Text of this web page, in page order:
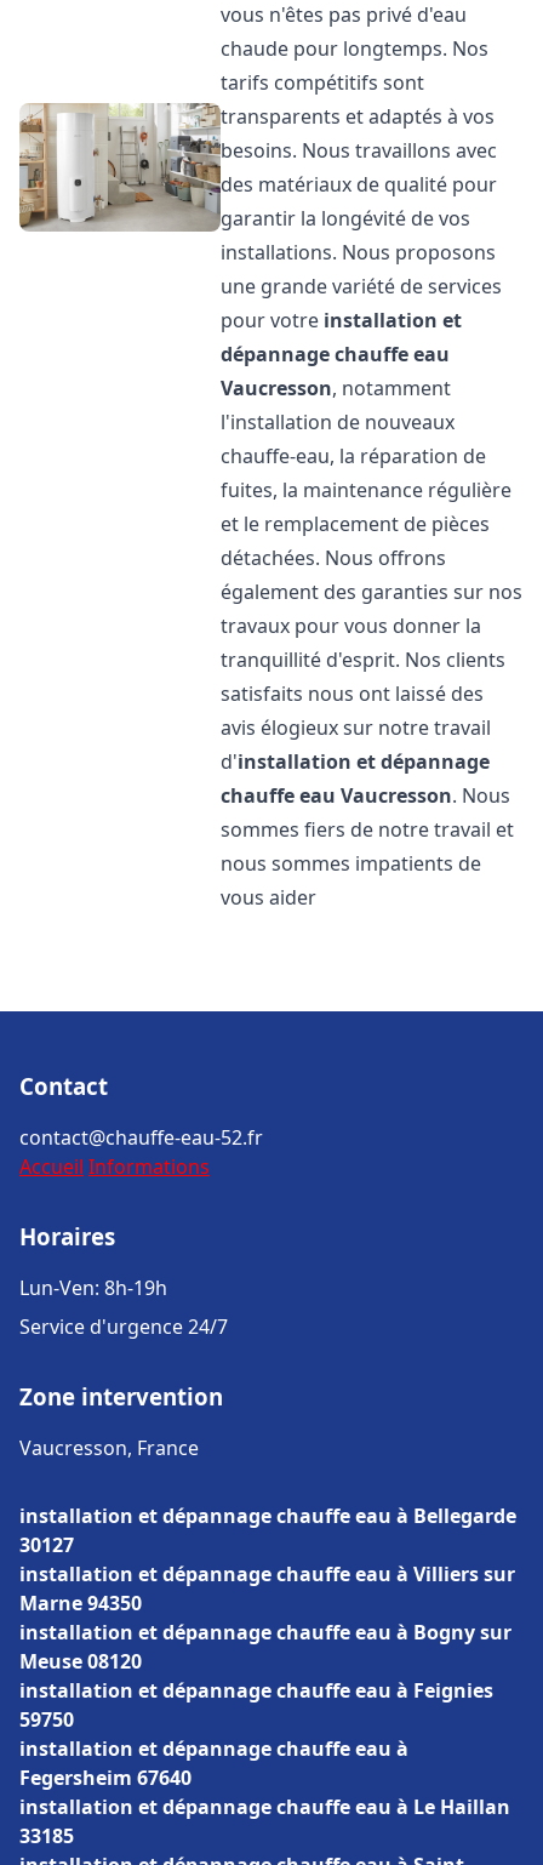
vous n'êtes pas privé d'eau
chaude pour longtemps. Nos
tarifs compétitifs sont
transparents et adaptés à vos
besoins. Nous travaillons avec
des matériaux de qualité pour
garantir la longévité de vos
installations. Nous proposons
une grande variété de services
pour votre installation et
dépannage chauffe eau
Vaucresson, notamment
l'installation de nouveaux
chauffe-eau, la réparation de
fuites, la maintenance régulière
et le remplacement de pièces
détachées. Nous offrons
également des garanties sur nos
travaux pour vous donner la
tranquillité d'esprit. Nos clients
satisfaits nous ont laissé des
avis élogieux sur notre travail
d'installation et dépannage
chauffe eau Vaucresson. Nous
sommes fiers de notre travail et
nous sommes impatients de
vous aider
Contact
contact@chauffe-eau-52.fr
Accueil Informations
Horaires
Lun-Ven: 8h-19h
Service d'urgence 24/7
Zone intervention
Vaucresson, France
installation et dépannage chauffe eau à Bellegarde
30127
installation et dépannage chauffe eau à Villiers sur
Marne 94350
installation et dépannage chauffe eau à Bogny sur
Meuse 08120
installation et dépannage chauffe eau à Feignies
59750
installation et dépannage chauffe eau à
Fegersheim 67640
installation et dépannage chauffe eau à Le Haillan
33185